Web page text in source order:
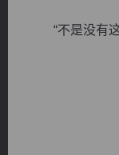
“不是没有这